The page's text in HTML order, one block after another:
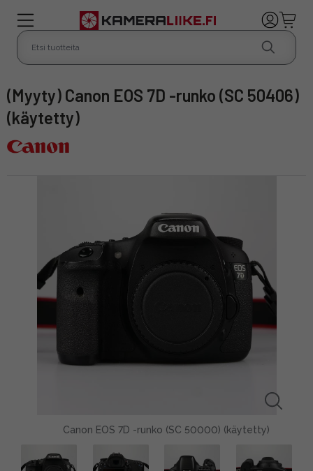
(Myyty) Canon EOS 7D -runko (SC 50406)
(käytetty)
Canon EOS 7D -runko (SC 50000) (käytetty)